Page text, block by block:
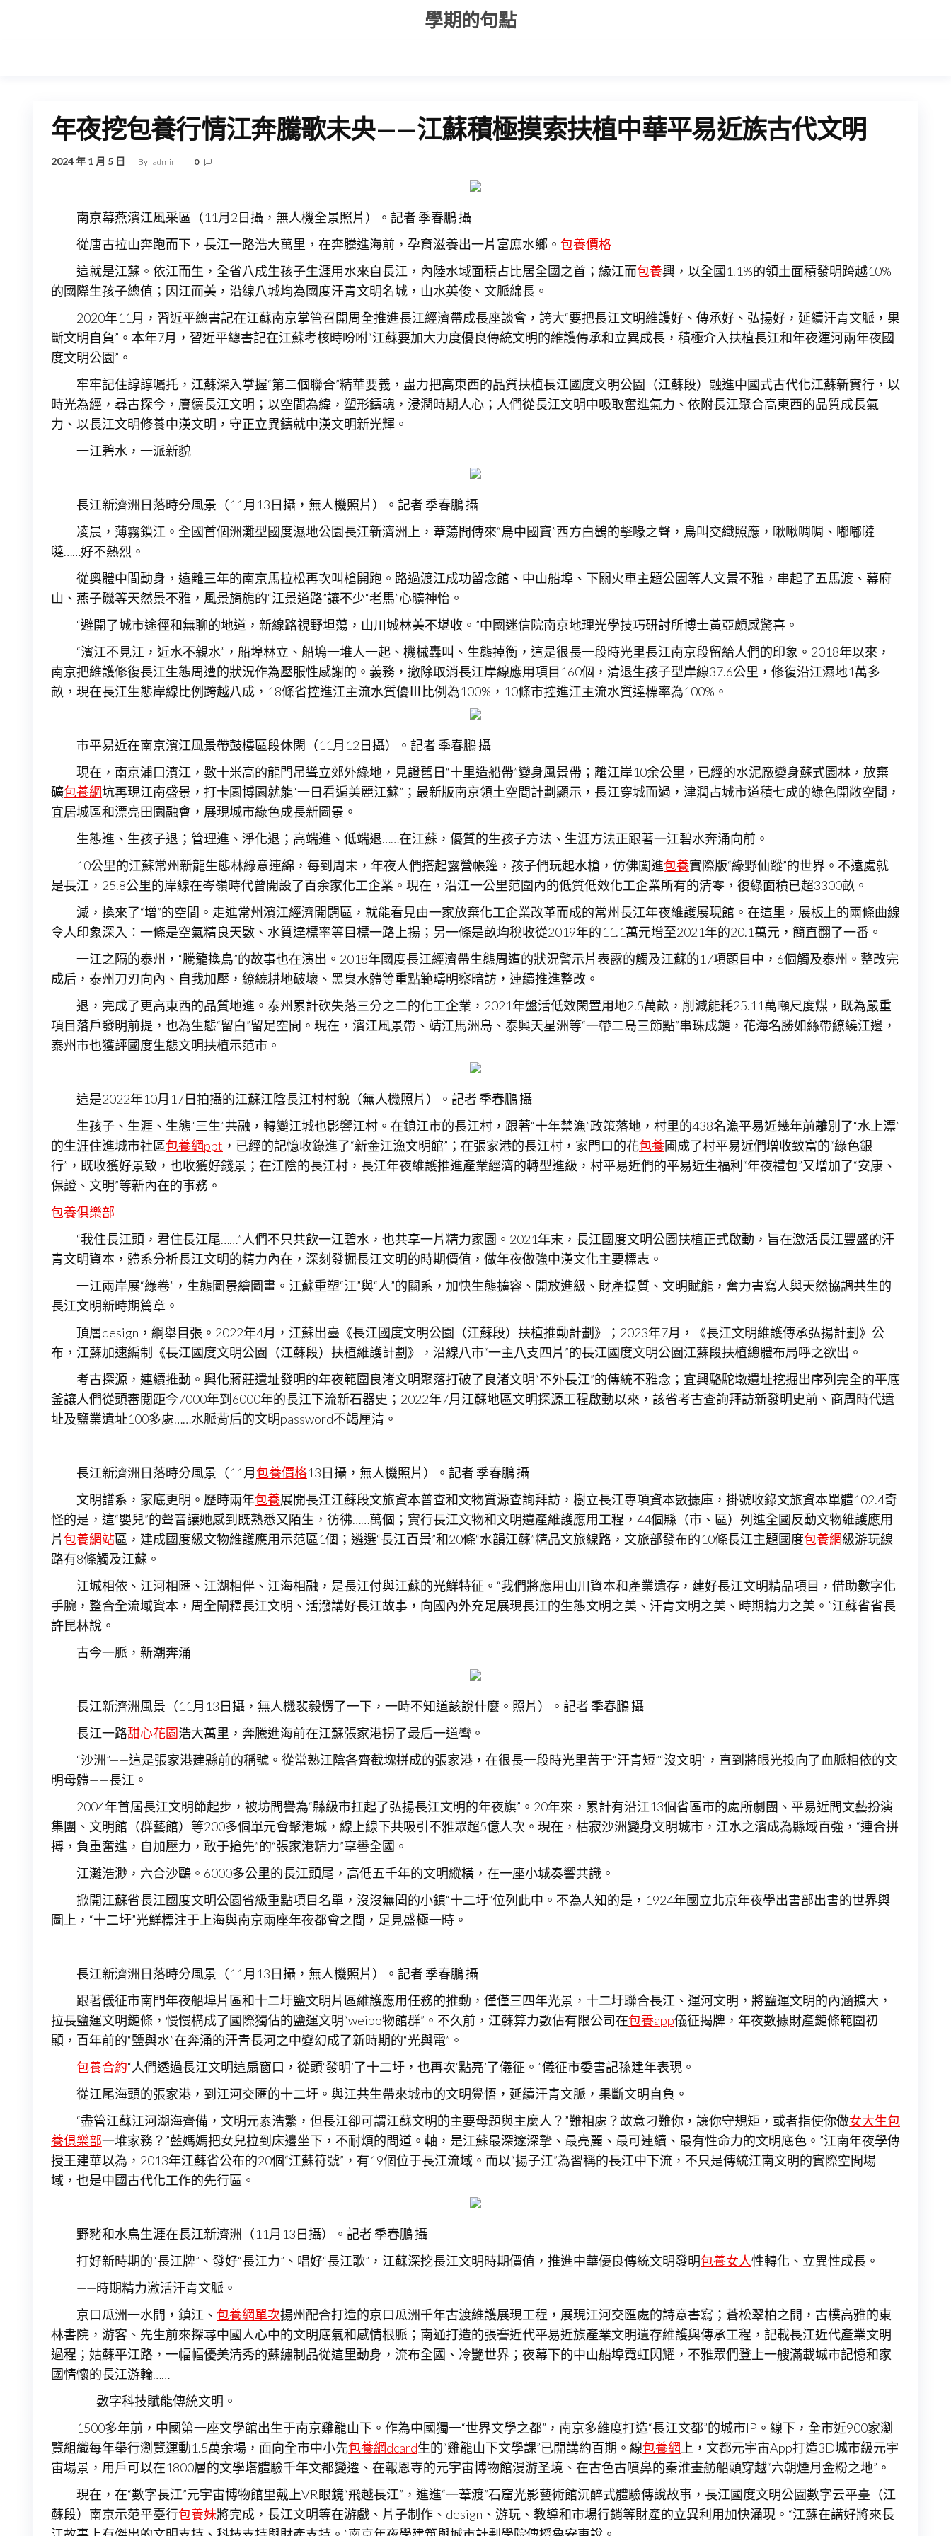
學期的句點
年夜挖包養行情江奔騰歌未央——江蘇積極摸索扶植中華平易近族古代文明
2024 年 1 月 5 日 By admin 0
南京幕燕濱江風采區（11月2日攝，無人機全景照片）。記者 季春鵬 攝
從唐古拉山奔跑而下，長江一路浩大萬里，在奔騰進海前，孕育滋養出一片富庶水鄉。 包養價格
這就是江蘇。依江而生，全省八成生孩子生涯用水來自長江，內陸水域面積占比居全國之首；緣江而包養興，以全國1.1%的領土面積發明跨越10%
的國際生孩子總值；因江而美，沿線八城均為國度汗青文明名城，山水英俊、文脈綿長。
2020年11月，習近平總書記在江蘇南京掌管召開周全推進長江經濟帶成長座談會，誇大“要把長江文明維護好、傳承好、弘揚好，延續汗青文脈，果
斷文明自負”。本年7月，習近平總書記在江蘇考核時吩咐“江蘇要加大力度優良傳統文明的維護傳承和立異成長，積極介入扶植長江和年夜運河兩年夜國
度文明公園”。
牢牢記住諄諄囑托，江蘇深入掌握“第二個聯合”精華要義，盡力把高東西的品質扶植長江國度文明公園（江蘇段）融進中國式古代化江蘇新實行，以
時光為經，尋古探今，賡續長江文明；以空間為緯，塑形鑄魂，浸潤時期人心；人們從長江文明中吸取奮進氣力、依附長江聚合高東西的品質成長氣
力、以長江文明修養中漢文明，守正立異鑄就中漢文明新光輝。
一江碧水，一派新貌
長江新濟洲日落時分風景（11月13日攝，無人機照片）。記者 季春鵬 攝
凌晨，薄霧鎖江。全國首個洲灘型國度濕地公園長江新濟洲上，葦蕩間傳來“鳥中國寶”西方白鸛的擊喙之聲，鳥叫交織照應，啾啾啁啁、嘟嘟噠
噠……好不熱烈。
從奧體中間動身，遠離三年的南京馬拉松再次叫槍開跑。路過渡江成功留念館、中山船埠、下關火車主題公園等人文景不雅，串起了五馬渡、幕府
山、燕子磯等天然景不雅，風景旖旎的“江景道路”讓不少“老馬”心曠神怡。
“避開了城市途徑和無聊的地道，新線路視野坦蕩，山川城林美不堪收。”中國迷信院南京地理光學技巧研討所博士黃亞頗感驚喜。
“濱江不見江，近水不親水”，船埠林立、船塢一堆人一起、機械轟叫、生態掉衡，這是很長一段時光里長江南京段留給人們的印象。2018年以來，
南京把維護修復長江生態周遭的狀況作為壓服性感謝的。義務，撤除取消長江岸線應用項目160個，清退生孩子型岸線37.6公里，修復沿江濕地1萬多
畝，現在長江生態岸線比例跨越八成，18條省控進江主流水質優Ⅲ比例為100%，10條市控進江主流水質達標率為100%。
市平易近在南京濱江風景帶鼓樓區段休閑（11月12日攝）。記者 季春鵬 攝
現在，南京浦口濱江，數十米高的龍門吊聳立郊外綠地，見證舊日“十里造船帶”變身風景帶；離江岸10余公里，已經的水泥廠變身蘇式園林，放棄
礦包養網坑再現江南盛景，打卡園博園就能“一日看遍美麗江蘇”；最新版南京領土空間計劃顯示，長江穿城而過，津潤占城市道積七成的綠色開敞空間，
宜居城區和漂亮田園融會，展現城市綠色成長新圖景。
生態進、生孩子退；管理進、淨化退；高端進、低端退……在江蘇，優質的生孩子方法、生涯方法正跟著一江碧水奔涌向前。
10公里的江蘇常州新龍生態林綠意連綿，每到周末，年夜人們搭起露營帳篷，孩子們玩起水槍，仿佛闖進包養實際版“綠野仙蹤”的世界。不遠處就
是長江，25.8公里的岸線在岑嶺時代曾開設了百余家化工企業。現在，沿江一公里范圍內的低質低效化工企業所有的清零，復綠面積已超3300畝。
減，換來了“增”的空間。走進常州濱江經濟開闢區，就能看見由一家放棄化工企業改革而成的常州長江年夜維護展現館。在這里，展板上的兩條曲線
令人印象深入：一條是空氣精良天數、水質達標率等目標一路上揚；另一條是畝均稅收從2019年的11.1萬元增至2021年的20.1萬元，簡直翻了一番。
一江之隔的泰州，“騰籠換鳥”的故事也在演出。2018年國度長江經濟帶生態周遭的狀況警示片表露的觸及江蘇的17項題目中，6個觸及泰州。整改完
成后，泰州刀刃向內、自我加壓，繚繞耕地破壞、黑臭水體等重點範疇明察暗訪，連續推進整改。
退，完成了更高東西的品質地進。泰州累計砍失落三分之二的化工企業，2021年盤活低效閑置用地2.5萬畝，削減能耗25.11萬噸尺度煤，既為嚴重
項目落戶發明前提，也為生態“留白”留足空間。現在，濱江風景帶、靖江馬洲島、泰興天星洲等“一帶二島三節點”串珠成鏈，花海名勝如絲帶繚繞江邊，
泰州市也獲評國度生態文明扶植示范市。
這是2022年10月17日拍攝的江蘇江陰長江村村貌（無人機照片）。記者 季春鵬 攝
生孩子、生涯、生態“三生”共融，轉變江城也影響江村。在鎮江市的長江村，跟著“十年禁漁”政策落地，村里的438名漁平易近幾年前離別了“水上漂”
的生涯住進城市社區包養網ppt ，已經的記憶收錄進了“新金江漁文明館”；在張家港的長江村，家門口的花包養圃成了村平易近們增收致富的“綠色銀
行”，既收獲好景致，也收獲好錢景；在江陰的長江村，長江年夜維護推進產業經濟的轉型進級，村平易近們的平易近生福利“年夜禮包”又增加了“安康、
保證、文明”等新內在的事務。
包養俱樂部
“我住長江頭，君住長江尾……”人們不只共飲一江碧水，也共享一片精力家園。2021年末，長江國度文明公園扶植正式啟動，旨在激活長江豐盛的汗
青文明資本，體系分析長江文明的精力內在，深刻發掘長江文明的時期價值，做年夜做強中漢文化主要標志。
一江兩岸展“綠卷”，生態圖景繪圖畫。江蘇重塑“江”與“人”的關系，加快生態擴容、開放進級、財產提質、文明賦能，奮力書寫人與天然協調共生的
長江文明新時期篇章。
頂層design，綱舉目張。2022年4月，江蘇出臺《長江國度文明公園（江蘇段）扶植推動計劃》；2023年7月，《長江文明維護傳承弘揚計劃》公
布，江蘇加速編制《長江國度文明公園（江蘇段）扶植維護計劃》，沿線八市“一主八支四片”的長江國度文明公園江蘇段扶植總體布局呼之欲出。
考古探源，連續推動。興化蔣莊遺址發明的年夜範圍良渚文明聚落打破了良渚文明“不外長江”的傳統不雅念；宜興駱駝墩遺址挖掘出序列完全的平底
釜讓人們從頭審閱距今7000年到6000年的長江下流新石器史；2022年7月江蘇地區文明探源工程啟動以來，該省考古查詢拜訪新發明史前、商周時代遺
址及鹽業遺址100多處……水脈背后的文明password不竭厘清。
長江新濟洲日落時分風景（11月包養價格13日攝，無人機照片）。記者 季春鵬 攝
文明譜系，家底更明。歷時兩年包養展開長江江蘇段文旅資本普查和文物質源查詢拜訪，樹立長江專項資本數據庫，掛號收錄文旅資本單體102.4奇
怪的是，這“嬰兒”的聲音讓她感到既熟悉又陌生，彷彿……萬個；實行長江文物和文明遺產維護應用工程，44個縣（市、區）列進全國反動文物維護應用
片包養網站區，建成國度級文物維護應用示范區1個；遴選“長江百景”和20條“水韻江蘇”精品文旅線路，文旅部發布的10條長江主題國度包養網級游玩線
路有8條觸及江蘇。
江城相依、江河相匯、江湖相伴、江海相融，是長江付與江蘇的光鮮特征。“我們將應用山川資本和產業遺存，建好長江文明精品項目，借助數字化
手腕，整合全流域資本，周全闡釋長江文明、活潑講好長江故事，向國內外充足展現長江的生態文明之美、汗青文明之美、時期精力之美。”江蘇省省長
許昆林說。
古今一脈，新潮奔涌
長江新濟洲風景（11月13日攝，無人機裴毅愣了一下，一時不知道該說什麼。照片）。記者 季春鵬 攝
長江一路甜心花園浩大萬里，奔騰進海前在江蘇張家港拐了最后一道彎。
“沙洲”——這是張家港建縣前的稱號。從常熟江陰各齊截塊拼成的張家港，在很長一段時光里苦于“汗青短”“沒文明”，直到將眼光投向了血脈相依的文
明母體——長江。
2004年首屆長江文明節起步，被坊間譽為“縣級市扛起了弘揚長江文明的年夜旗”。20年來，累計有沿江13個省區市的處所劇團、平易近間文藝扮演
集團、文明館（群藝館）等200多個單元會聚港城，線上線下共吸引不雅眾超5億人次。現在，枯寂沙洲變身文明城市，江水之濱成為縣域百強，“連合拼
搏，負重奮進，自加壓力，敢于搶先”的“張家港精力”享譽全國。
江灘浩渺，六合沙鷗。6000多公里的長江頭尾，高低五千年的文明縱橫，在一座小城奏響共識。
掀開江蘇省長江國度文明公園省級重點項目名單，沒沒無聞的小鎮“十二圩”位列此中。不為人知的是，1924年國立北京年夜學出書部出書的世界輿
圖上，“十二圩”光鮮標注于上海與南京兩座年夜都會之間，足見盛極一時。
長江新濟洲日落時分風景（11月13日攝，無人機照片）。記者 季春鵬 攝
跟著儀征市南門年夜船埠片區和十二圩鹽文明片區維護應用任務的推動，僅僅三四年光景，十二圩聯合長江、運河文明，將鹽運文明的內涵擴大，
拉長鹽運文明鏈條，慢慢構成了國際獨佔的鹽運文明“weibo物館群”。不久前，江蘇算力數佔有限公司在包養app儀征揭牌，年夜數據財產鏈條範圍初
顯，百年前的“鹽與水”在奔涌的汗青長河之中變幻成了新時期的“光與電”。
包養合約“人們透過長江文明這扇窗口，從頭‘發明’了十二圩，也再次‘點亮’了儀征。”儀征市委書記孫建年表現。
從江尾海頭的張家港，到江河交匯的十二圩。與江共生帶來城市的文明覺悟，延續汗青文脈，果斷文明自負。
“盡管江蘇江河湖海齊備，文明元素浩繁，但長江卻可謂江蘇文明的主要母題與主麼人？”難相處？故意刁難你，讓你守規矩，或者指使你做女大生包
養俱樂部一堆家務？”藍媽媽把女兒拉到床邊坐下，不耐煩的問道。軸，是江蘇最深邃深摯、最亮麗、最可連續、最有性命力的文明底色。”江南年夜學傳
授王建華以為，2013年江蘇省公布的20個“江蘇符號”，有19個位于長江流域。而以“揚子江”為習稱的長江中下流，不只是傳統江南文明的實際空間場
域，也是中國古代化工作的先行區。
野豬和水鳥生涯在長江新濟洲（11月13日攝）。記者 季春鵬 攝
打好新時期的“長江牌”、發好“長江力”、唱好“長江歌”，江蘇深挖長江文明時期價值，推進中華優良傳統文明發明包養女人性轉化、立異性成長。
——時期精力激活汗青文脈。
京口瓜洲一水間，鎮江、 包養網單次揚州配合打造的京口瓜洲千年古渡維護展現工程，展現江河交匯處的詩意書寫；蒼松翠柏之間，古樸高雅的東
林書院，游客、先生前來探尋中國人心中的文明底氣和感情根脈；南通打造的張謇近代平易近族產業文明遺存維護與傳承工程，記載長江近代產業文明
過程；姑蘇平江路，一幅幅優美清秀的蘇繡制品從這里動身，流布全國、冷艷世界；夜幕下的中山船埠霓虹閃耀，不雅眾們登上一艘滿載城市記憶和家
國情懷的長江游輪……
——數字科技賦能傳統文明。
1500多年前，中國第一座文學館出生于南京雞籠山下。作為中國獨一“世界文學之都”，南京多維度打造“長江文都”的城市IP。線下，全市近900家瀏
覽組織每年舉行瀏覽運動1.5萬余場，面向全市中小先包養網dcard生的“雞籠山下文學課”已開講約百期。線包養網 上，文都元宇宙App打造3D城市級元宇
宙場景，用戶可以在1800層的文學塔體驗千年文都變遷、在報恩寺的元宇宙博物館漫游圣境、在古色古噴鼻的秦淮畫舫船頭穿越“六朝煙月金粉之地”。
現在，在“數字長江”元宇宙博物館里戴上VR眼鏡“飛越長江”，進進“一葦渡”石窟光影藝術館沉醉式體驗傳說故事，長江國度文明公園數字云平臺（江
蘇段）南京示范平臺行包養妹將完成，長江文明等在游戲、片子制作、design、游玩、教導和市場行銷等財產的立異利用加快涌現。“江蘇在講好將來長